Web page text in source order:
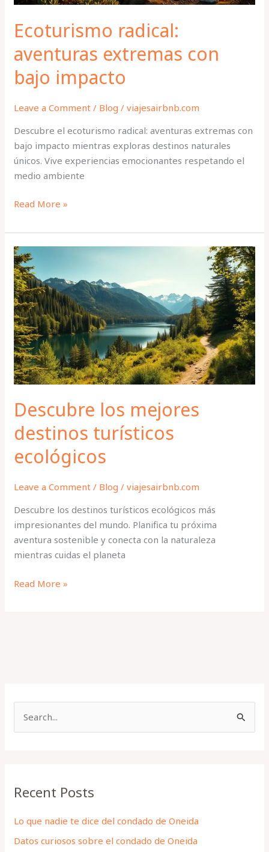
Ecoturismo radical:
aventuras extremas con
bajo impacto
Leave a Comment / Blog /viajesairbnb.com
Descubre el ecoturismo radical: aventuras extremas con
bajo impacto mientras exploras destinos naturales
únicos. Vive experiencias emocionantes respetando el
medio ambiente
Read More »
Descubre los mejores
destinos turísticos
ecológicos
Leave a Comment / Blog /viajesairbnb.com
Descubre los destinos turísticos ecológicos más
impresionantes del mundo. Planifica tu próxima
aventura sostenible y conecta con la naturaleza
mientras cuidas el planeta
Descubre
los
mejores
destinos
turísticos
ecológicos
Read More »
c
f
o
Recent Posts
Lo que nadie te dice del condado de Oneida
Datos curiosos sobre el condado de Oneida